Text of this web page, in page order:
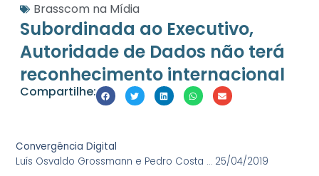
Brasscom na Mídia
Subordinada ao Executivo,
Autoridade de Dados não terá
reconhecimento internacional
Compartilhe:
Convergência Digital
Luís Osvaldo Grossmann e Pedro Costa … 25/04/2019